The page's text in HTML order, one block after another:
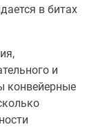
в битах
и
конвейерные